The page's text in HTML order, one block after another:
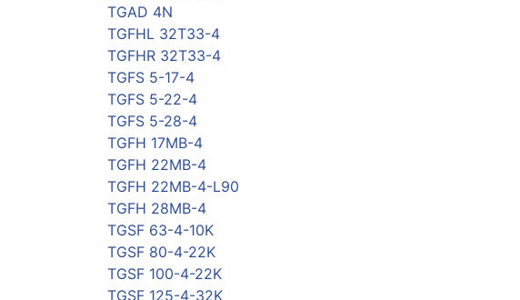
TGAD 4N
TGFHL 32T33-4
TGFHR 32T33-4
TGFS 5-17-4
TGFS 5-22-4
TGFS 5-28-4
TGFH 17MB-4
TGFH 22MB-4
TGFH 22MB-4-L90
TGFH 28MB-4
TGSF 63-4-10K
TGSF 80-4-22K
TGSF 100-4-22K
TGSF 125-4-32K